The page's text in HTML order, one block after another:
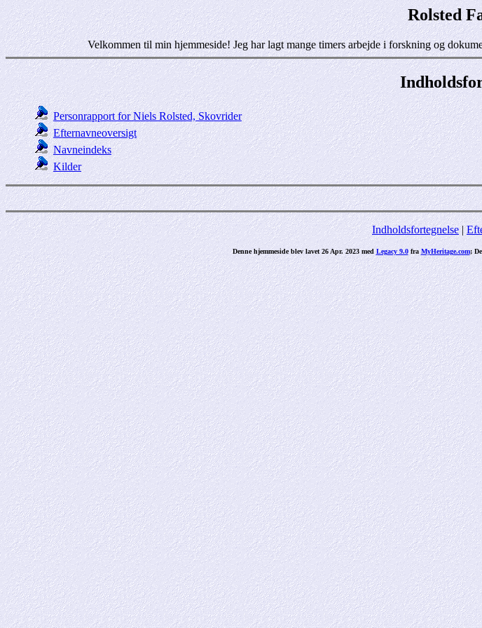
Rolsted
Velkommen til min hjemmeside! Jeg har lagt mange timers arbejde i forskning og
Personrapport for Niels Rolsted, Skovrider
Efternavneoversigt
Navneindeks
Kilder
Indholdsfortegnelse|
Denne hjemmeside blev lavet 26 Apr. 2023 medLegacy 9.0fraMyHeritage.com;